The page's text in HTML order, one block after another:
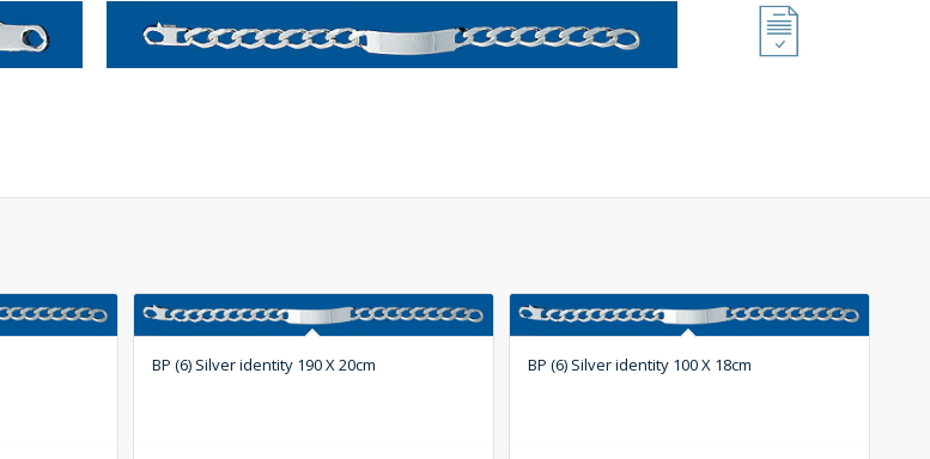
BP (6) Silver identity 190 X 20cm BP (6) Silver identity 100 X 18cm